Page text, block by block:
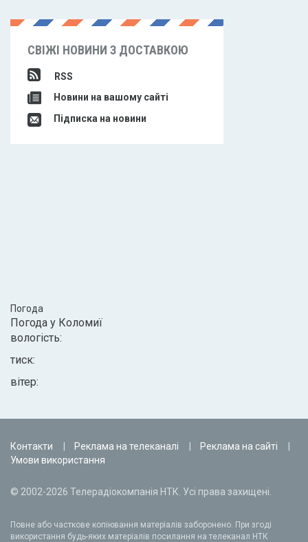
СВІЖІ НОВИНИ З ДОСТАВКОЮ
RSS
Новини на вашому сайті
Підписка на новини
Погода
Погода у Коломиї
вологість:
тиск:
вітер:
Контакти Реклама на телеканалі
Реклама на сайті
Умови використання
© 2002-2026 Телерадіокомпанія НТК. Усі права захищені.
Повне або часткове копіювання матеріалів заборонено. При згоді
використання будь-яких матеріалів посилання на телеканал НТК